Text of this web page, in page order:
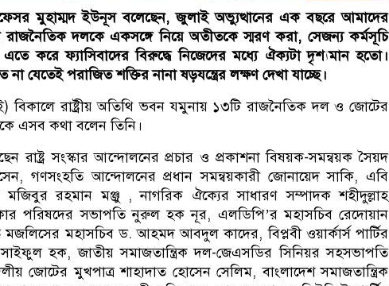
মুহাম্মদ ইউনূস বলেছেন, জুলাই অভ্যুত্থানের এক বছরে আমাদের
দলকে একসঙ্গে নিয়ে অতীতকে স্মরণ করা, সেজন্য কর্মসূচি
করে ফ্যাসিবাদের বিরুদ্ধে নিজেদের মধ্যে ঐক্যটা দৃশ্যমান হতো।
যেতেই পরাজিত শক্তির নানা ষড়যন্ত্রের লক্ষণ দেখা যাচ্ছে।
বিকালে রাষ্ট্রীয় অতিথি ভবন যমুনায় ১৩টি রাজনৈতিক দল ও জোটের
এসব কথা বলেন তিনি।
রাষ্ট্র সংস্কার আন্দোলনের প্রচার ও প্রকাশনা বিষয়ক-সমন্বয়ক সৈয়দ
গণসংহতি আন্দোলনের প্রধান সমন্বয়কারী জোনায়েদ সাকি, এবি
মজিবুর রহমান মঞ্জু , নাগরিক ঐক্যের সাধারণ সম্পাদক শহীদুল্লাহ
পরিষদের সভাপতি নুরুল হক নূর, এলডিপি’র মহাসচিব রেদোয়ান
মহাসচিব ড. আহমদ আবদুল কাদের, বিপ্লবী ওয়ার্কার্স পার্টির
হক, জাতীয় সমাজতান্ত্রিক দল-জেএসডির সিনিয়র সহসভাপতি
জোটের মুখপাত্র শাহাদাত হোসেন সেলিম, বাংলাদেশ সমাজতান্ত্রিক